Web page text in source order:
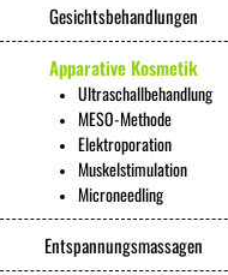
Gesichtsbehandlungen
Apparative Kosmetik
Ultraschallbehandlung
MESO-Methode
Elektroporation
Muskelstimulation
Microneedling
Entspannungsmassagen